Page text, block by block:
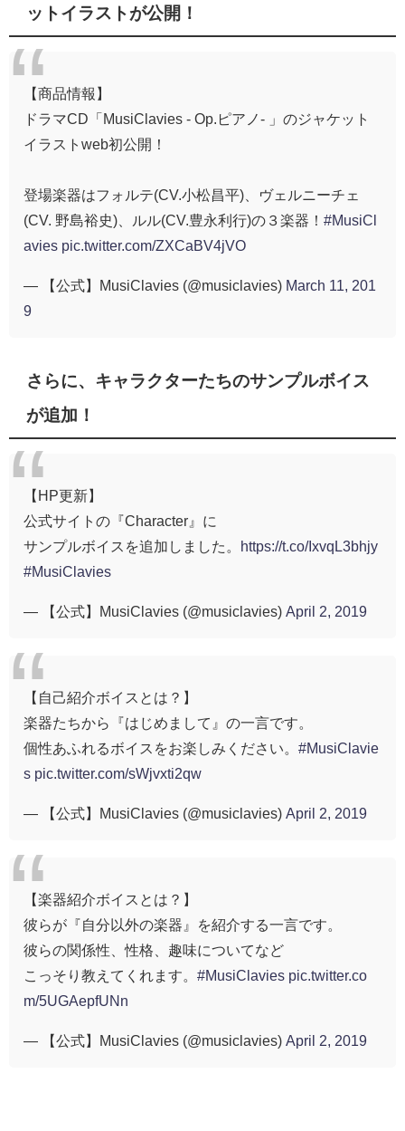
ットイラストが公開！
【商品情報】
ドラマCD「MusiClavies - Op.ピアノ- 」のジャケット
イラストweb初公開！
登場楽器はフォルテ(CV.小松昌平)、ヴェルニーチェ
(CV. 野島裕史)、ルル(CV.豊永利行)の３楽器！ #MusiCl
avies pic.twitter.com/ZXCaBV4jVO
— 【公式】MusiClavies (@musiclavies) March 11, 201
9
さらに、キャラクターたちのサンプルボイス
が追加！
【HP更新】
公式サイトの『Character』に
サンプルボイスを追加しました。
https://t.co/IxvqL3bhjy
#MusiClavies
— 【公式】MusiClavies (@musiclavies) April 2, 2019
【自己紹介ボイスとは？】
楽器たちから『はじめまして』の一言です。
個性あふれるボイスをお楽しみください。 #MusiClavie
s pic.twitter.com/sWjvxti2qw
— 【公式】MusiClavies (@musiclavies) April 2, 2019
【楽器紹介ボイスとは？】
彼らが『自分以外の楽器』を紹介する一言です。
彼らの関係性、性格、趣味についてなど
こっそり教えてくれます。 #MusiClavies pic.twitter.co
m/5UGAepfUNn
— 【公式】MusiClavies (@musiclavies) April 2, 2019